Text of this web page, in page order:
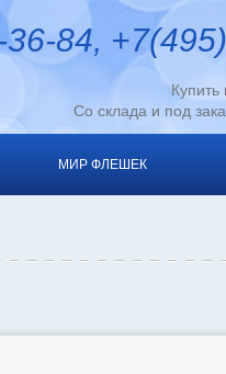
36-84,
Со склада и под
МИР ФЛЕШЕК